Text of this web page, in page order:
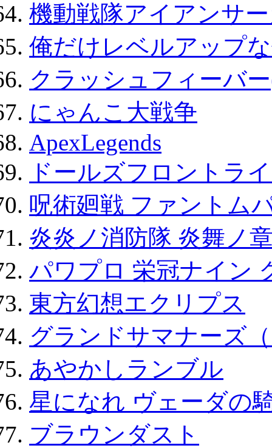
機動戦隊アイアンサ
俺だけレベルアップ
クラッシュフィーバ
にゃんこ大戦争
ApexLegends
ドールズフロントラ
呪術廻戦 ファントム
炎炎ノ消防隊 炎舞ノ
パワプロ 栄冠ナイン
東方幻想エクリプス
グランドサマナーズ
あやかしランブル
星になれ ヴェーダの
ブラウンダスト